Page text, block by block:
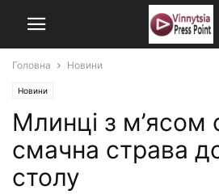
Головна Новини
Новини
Млинці з м’ясом
смачна страва
столу